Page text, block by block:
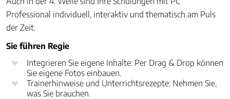
Professional individuell, interaktiv und thematisch am Puls
der Zeit.
Sie führen Regie
Integrieren Sie eigene Inhalte: Per Drag & Drop können
Sie eigene Fotos einbauen.
Trainerhinweise und Unterrichtsrezepte: Nehmen Sie,
was Sie brauchen.